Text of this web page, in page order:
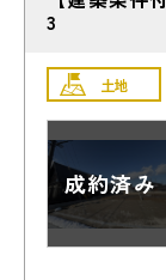
3
土地